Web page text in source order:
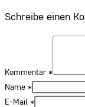
Schreibe einen
Kommentar *
Name *
E-Mail *